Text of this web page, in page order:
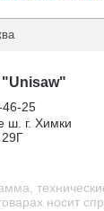
46-25
ш. г. Химки
носит